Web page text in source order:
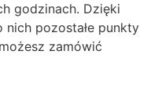
godzinach. Dzięki
nich pozostałe punkty
zamówić